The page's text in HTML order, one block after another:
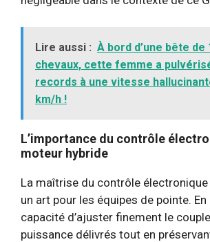
Lire aussi : À bord d’une bête de
chevaux, cette femme a
records à une vitesse
km/h !
L’importance du contrôle
moteur hybride
La maîtrise du contrôle
un art pour les équipes de pointe.
capacité d’ajuster finement le
puissance délivrés tout en